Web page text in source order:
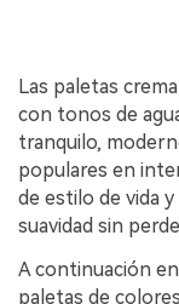
Las paletas
con tonos de
tranquilo,
populares en
de estilo de vida
suavidad sin
A continuación
paletas de